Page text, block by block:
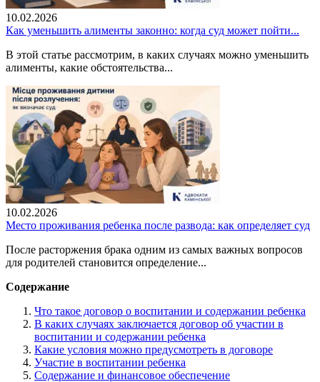
10.02.2026
Как уменьшить алименты законно: когда суд может пойти...
В этой статье рассмотрим, в каких случаях можно уменьшить
алименты, какие обстоятельства...
10.02.2026
Место проживания ребенка после развода: как определяет суд
После расторжения брака одним из самых важных вопросов
для родителей становится определение...
Содержание
Что такое договор о воспитании и содержании ребенка
В каких случаях заключается договор об участии в
воспитании и содержании ребенка
Какие условия можно предусмотреть в договоре
Участие в воспитании ребенка
Содержание и финансовое обеспечение